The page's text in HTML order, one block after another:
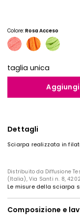
Colore:Rosa Acceso
taglia unica
Dettagli
Sciarpa realizzata in
Distribuito da Diffusione
(Italia), Via Santi n. 8,
Le misure della sciarpa
Composizione e
Iscriviti subito
i nuovi
Inserisci il
Ho letto la